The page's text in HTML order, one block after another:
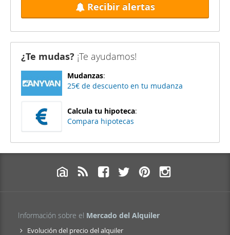
Recibir alertas
¿Te mudas? ¡Te ayudamos!
Mudanzas:
25€ de descuento en tu mudanza
Calcula tu hipoteca:
Compara hipotecas
Información sobre el Mercado del Alquiler
Evolución del precio del alquiler